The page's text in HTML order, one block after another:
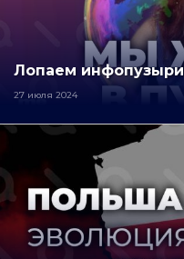
Лопаем инфопузыри
27 июля 2024